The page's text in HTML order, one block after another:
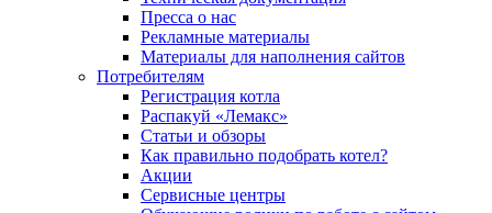
Пресса о нас
Рекламные материалы
Материалы для наполнения сайтов
Потребителям
Регистрация котла
Распакуй «Лемакс»
Статьи и обзоры
Как правильно подобрать котел?
Акции
Сервисные центры